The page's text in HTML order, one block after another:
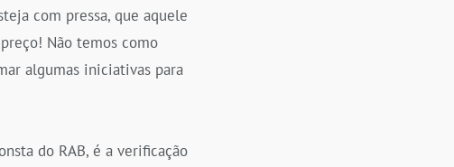
com pressa, que aquele
Não temos como
algumas iniciativas para
do RAB, é a verificação